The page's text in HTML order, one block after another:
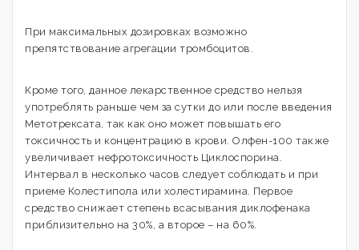
При максимальных дозировках возможно
препятствование агрегации тромбоцитов.
Кроме того, данное лекарственное средство нельзя
употреблять раньше чем за сутки до или после введения
Метотрексата, так как оно может повышать его
токсичность и концентрацию в крови. Олфен-100 также
увеличивает нефротоксичность Циклоспорина.
Интервал в несколько часов следует соблюдать и при
приеме Колестипола или холестирамина. Первое
средство снижает степень всасывания диклофенака
приблизительно на 30%, а второе – на 60%.